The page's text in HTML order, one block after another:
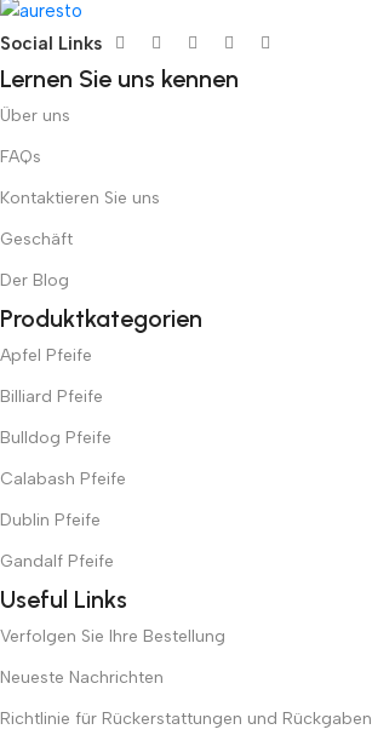
Social Links
Lernen Sie uns kennen
Über uns
FAQs
Kontaktieren Sie uns
Geschäft
Der Blog
Produktkategorien
Apfel Pfeife
Billiard Pfeife
Bulldog Pfeife
Calabash Pfeife
Dublin Pfeife
Gandalf Pfeife
Useful Links
Verfolgen Sie Ihre Bestellung
Neueste Nachrichten
Richtlinie für Rückerstattungen und Rückgaben